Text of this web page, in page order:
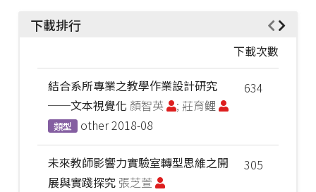
下載排行
下載次數
634
結合系所專業之教學作業設計研究
──文本視覺化 顏智英 ; 莊育鲤
類型 other2018-08
305
未來教師影響力實驗室轉型思維之開
展與實踐探究 張芝萱